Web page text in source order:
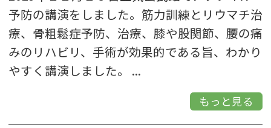
予防の講演をしました。筋力訓練とリウマチ治
療、骨粗鬆症予防、治療、膝や股関節、腰の痛
みのリハビリ、手術が効果的である旨、わかり
やすく講演しました。 ...
もっと見る